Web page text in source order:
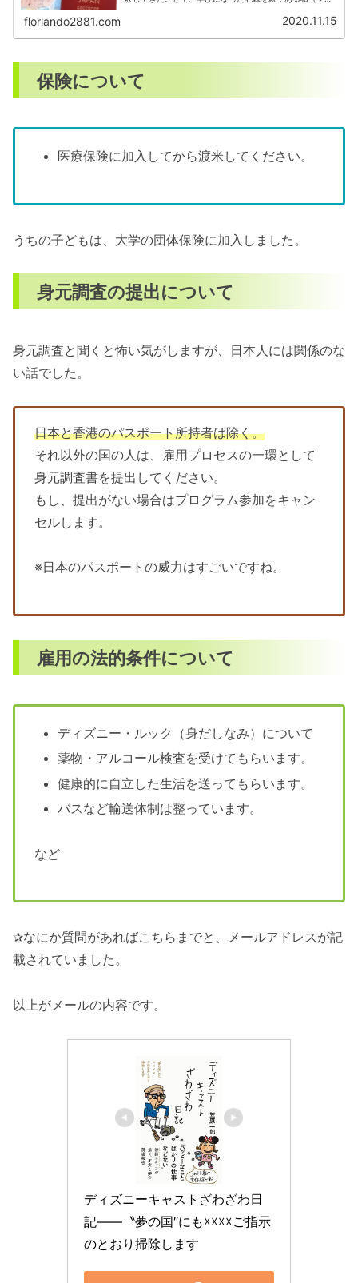
florlando2881.com 2020.11.15
保険について
医療保険に加入してから渡米してください。
うちの子どもは、大学の団体保険に加入しました。
身元調査の提出について
身元調査と聞くと怖い気がしますが、日本人には関係のな
い話でした。
日本と香港のパスポート所持者は除く。
それ以外の国の人は、雇用プロセスの一環として
身元調査書を提出してください。
もし、提出がない場合はプログラム参加をキャン
セルします。
※日本のパスポートの威力はすごいですね。
雇用の法的条件について
ディズニー・ルック（身だしなみ）について
薬物・アルコール検査を受けてもらいます。
健康的に自立した生活を送ってもらいます。
バスなど輸送体制は整っています。
など
✰なにか質問があればこちらまでと、メールアドレスが記
載されていました。
以上がメールの内容です。
ディズニーキャストざわざわ日
記――〝夢の国″にも☓☓☓☓ご指示
のとおり掃除します